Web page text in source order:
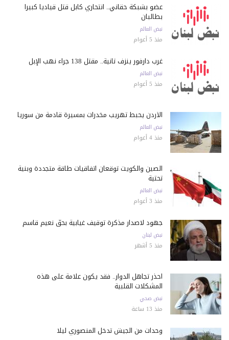
عضو بشبكة حقاني.. انتحاري كابل قتل قياديا كبيرا
بطالبان
نبض العالم
منذ 5 أعوام
غرب دارفور ينزف ثانية.. مقتل 138 جراء نهب الإبل
نبض العالم
منذ 5 أعوام
الأردن يحبط تهريب مخدرات بمسيرة قادمة من سوريا
نبض العالم
منذ 4 أعوام
الصين والكويت توقعان اتفاقيات طاقة متجددة وبنية
تحتية
نبض العالم
منذ 3 أعوام
جهود لاصدار مذكرة توقيف غيابية بحقّ نعيم قاسم
نبض لبنان
منذ 5 أشهر
احذر تجاهل الدوار.. فقد يكون علامة على هذه
المشكلات القلبية
نبض صحي
منذ 13 ساعة
وحدات من الجيش تدخل المنصوري ليلًا